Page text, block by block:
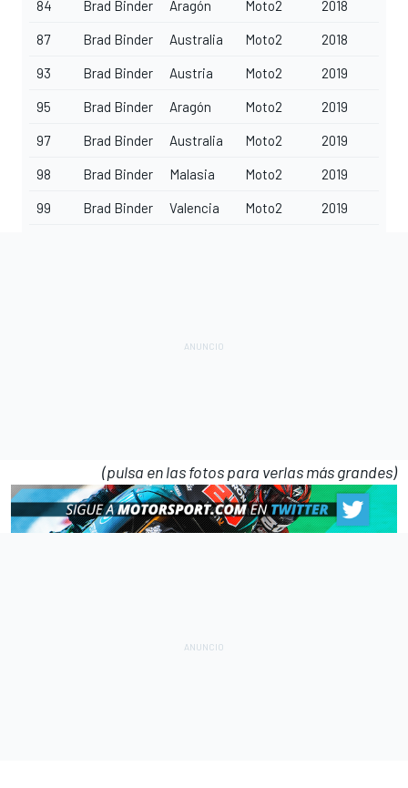
84 Brad Binder Aragón Moto2 2018
87 Brad Binder Australia Moto2 2018
93 Brad Binder Austria Moto2 2019
95 Brad Binder Aragón Moto2 2019
97 Brad Binder Australia Moto2 2019
98 Brad Binder Malasia Moto2 2019
99 Brad Binder Valencia Moto2 2019
(pulsa en las fotos para verlas más grandes)